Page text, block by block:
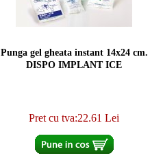
Punga gel gheata instant 14x24 cm.
DISPO IMPLANT ICE
Pret cu tva:22.61 Lei